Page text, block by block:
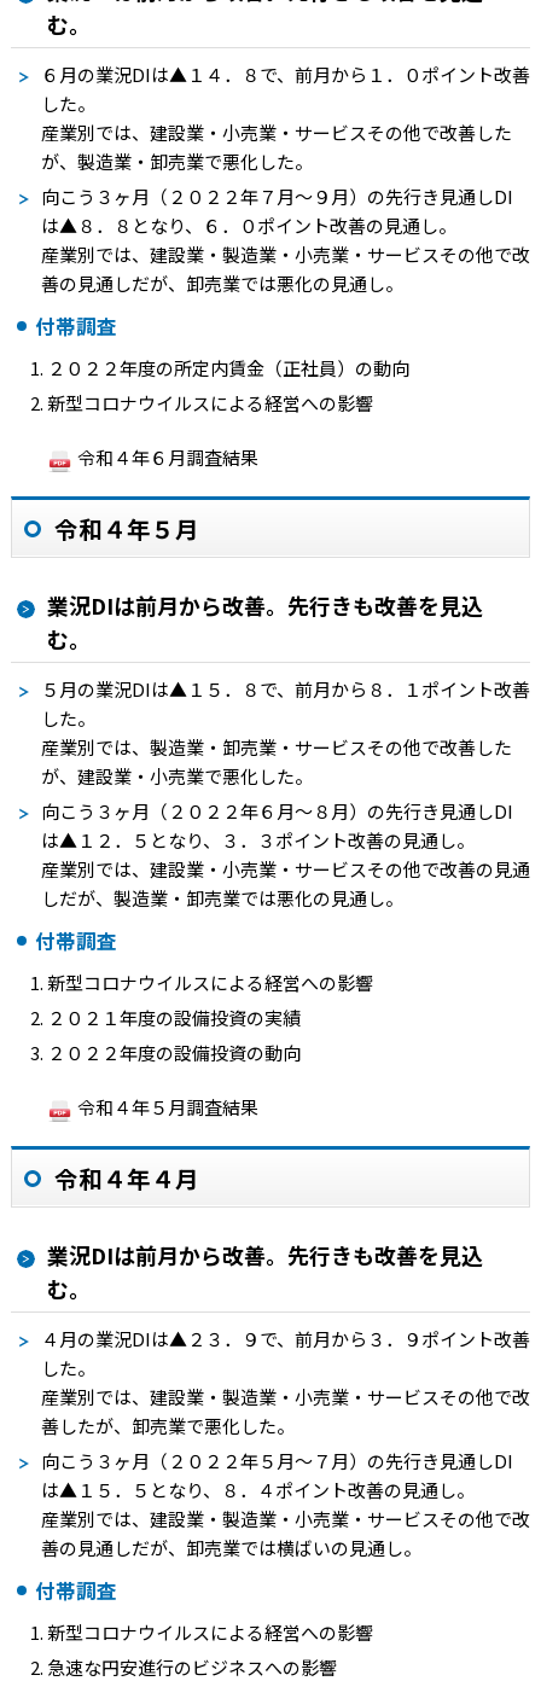
む。
６月の業況DIは▲１４．
８で、前月から１．０ポイント改善
した。
産業別では、建設業・小売業・サービスその他で改善した
が、製造業・卸売業で悪化した。
向こう３ヶ月（２０２２年７月～９月）の先行き見通しDI
は▲８．８ となり、６．０ポイント改善の見通し。
産業別では、建設業・製造業・小売業・サービスその他で改
善の見通しだが、卸売業では悪化の見通し。
付帯調査
２０２２年度の所定内賃金（正社員）の動向
新型コロナウイルスによる経営への影響
令和４年６月調査結果
令和４年５月
業況DIは前月から改善。先行きも改善を見込
む。
５月の業況DIは▲ １５．８で、前月から８．１ポイント改善
した。
産業別では、製造業・卸売業・サービスその他で改善した
が、建設業・小売業で悪化した。
向こう３ヶ月（２０２２年６月～８月）の先行き見通しDI
は▲ １２．５となり、３．３ポイント改善の見通し。
産業別では、建設業・小売業・サービスその他で改善の見通
しだが、製造業・卸売業では悪化の見通し。
付帯調査
新型コロナウイルスによる経営への影響
２０２１年度の設備投資の実績
２０２２年度の設備投資の動向
令和４年５月調査結果
令和４年４月
業況DIは前月から改善。先行きも改善を見込
む。
４月の業況DIは▲ ２３．９で、前月から３．９ポイント改善
した。
産業別では、建設業・製造業・小売業・サービスその他で改
善したが、卸売業で悪化した。
向こう３ヶ月（２０２２年５月～７月）の先行き見通しDI
は▲ １５．５となり、８．４ポイント改善の見通し。
産業別では、建設業・製造業・小売業・サービスその他で改
善の見通しだが、卸売業では横ばいの見通し。
付帯調査
新型コロナウイルスによる経営への影響
急速な円安進行のビジネスへの影響